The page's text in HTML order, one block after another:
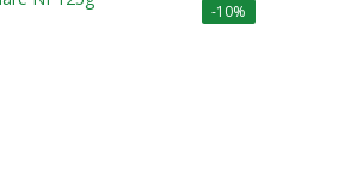
-10%